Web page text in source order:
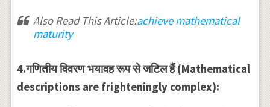
Also Read This Article:achieve mathematical
maturity
4.गणितीय विवरण भयावह रूप से जटिल हैं (Mathematical
descriptions are frighteningly complex):